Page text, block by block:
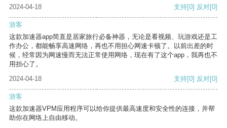
2024-04-18
支持[0] 反对[0]
游客
这款加速器app简直是居家旅行必备神器，无论是看视频、玩游戏还是工
作办公，都能畅享高速网络，再也不用担心网速卡顿了。以前出差的时
候，经常因为网速慢而无法正常使用网络，现在有了这个app，我再也不
用担心了。
2024-04-18
支持[0] 反对[0]
游客
这款加速器VPM应用程序可以给你提供最高速度和安全性的连接，并帮
助你在网络上自由移动。